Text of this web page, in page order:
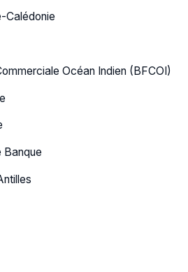
Calédonie
Océan Indien (BFCOI)
Banque